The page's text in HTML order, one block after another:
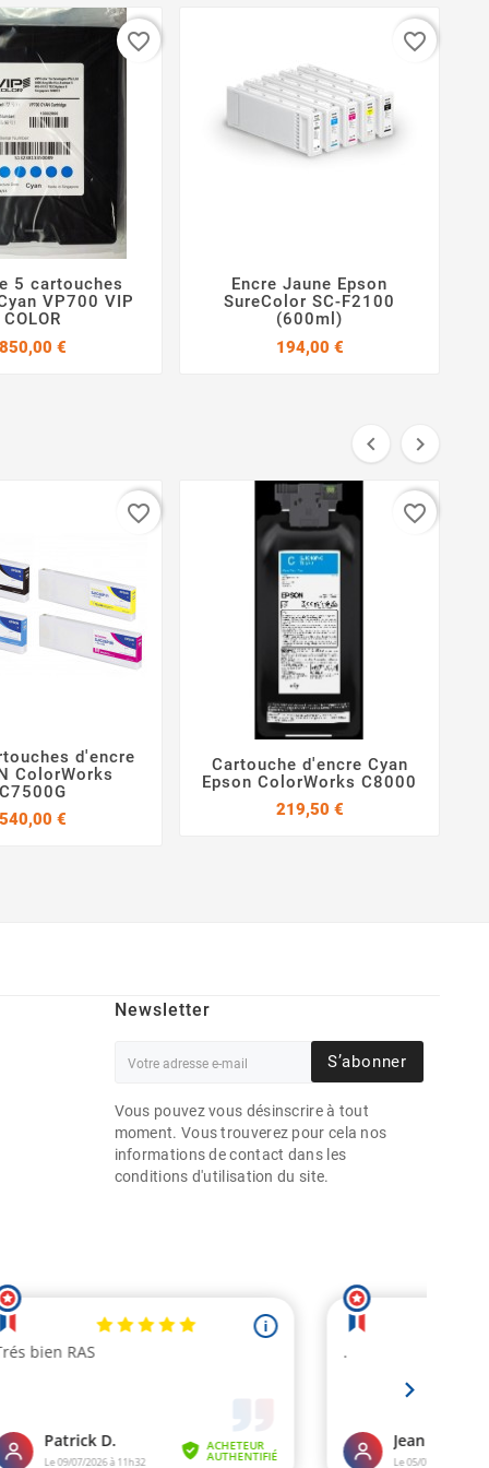

5 cartouches
VP700 VIP
COLOR
850,00 €Prix
favorite_border
 
Encre Jaune Epson
SureColor SC-F2100
(600ml)
194,00 €Prix
favorite_border
 

d'encre
ColorWorks
C7500G
540,00 €Prix
favorite_border
 
Cartouche d'encre Cyan
Epson ColorWorks C8000
219,50 €Prix
favorite_border
Newsletter
S’abonner
Vous pouvez vous désinscrire à tout
moment. Vous trouverez pour cela nos
informations de contact dans les
conditions d'utilisation du site.